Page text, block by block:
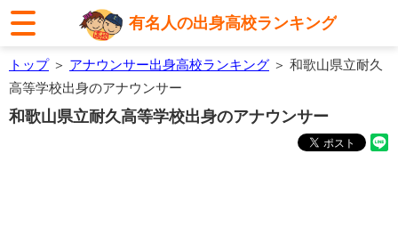
有名人の出身高校ランキング
トップ＞ アナウンサー出身高校ランキング ＞ 和歌山県立耐久
高等学校出身のアナウンサー
和歌山県立耐久高等学校出身のアナウンサー